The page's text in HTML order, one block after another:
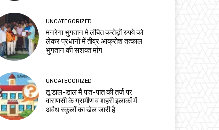
UNCATEGORIZED
मनरेगा भुगतान में लंबित करोड़ों रुपये को
लेकर प्रधानों में तीव्र आक्रोश तत्काल
भुगतान की सशक्त मांग
UNCATEGORIZED
तू डाल-डाल मैं पात-पात की तर्ज पर
वाराणसी के ग्रामीण व शहरी इलाकों में
अवैध स्कूलों का खेल जारी है